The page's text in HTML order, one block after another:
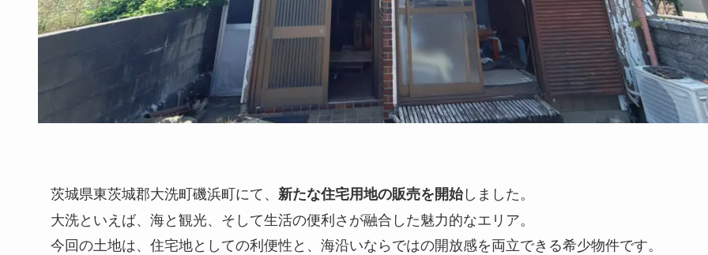
茨城県東茨城郡大洗町磯浜町にて、 新たな住宅用地の販売を開始しました。
大洗といえば、海と観光、そして生活の便利さが融合した魅力的なエリア。
今回の土地は、住宅地としての利便性と、海沿いならではの開放感を両立できる希少物件です。